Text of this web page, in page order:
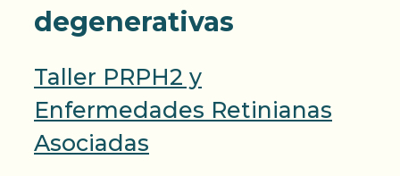
degenerativas
Taller PRPH2 y
Enfermedades Retinianas
Asociadas